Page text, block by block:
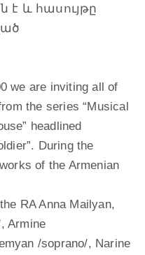
է և հասույթը
we are inviting all of
the series “Musical
headlined
During the
of the Armenian
RA Anna Mailyan,
Armine
/soprano/, Narine